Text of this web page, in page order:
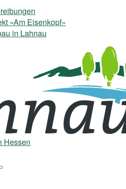
»Am Eisenkopf«
in Lahnau